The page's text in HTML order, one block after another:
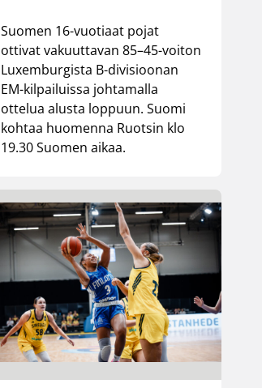
Suomen 16-vuotiaat pojat
ottivat vakuuttavan 85–45-voiton
Luxemburgista B-divisioonan
EM-kilpailuissa johtamalla
ottelua alusta loppuun. Suomi
kohtaa huomenna Ruotsin klo
19.30 Suomen aikaa.